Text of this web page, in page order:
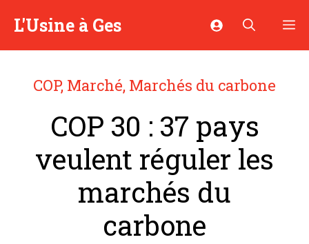
L'Usine à Ges
COP, Marché, Marchés du carbone
COP 30 : 37 pays
veulent réguler les
marchés du
carbone